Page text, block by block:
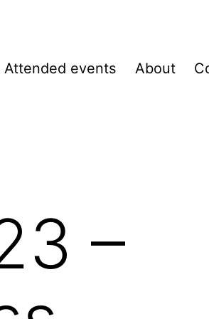
Attended events About
–